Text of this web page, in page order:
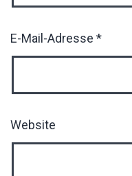
E-Mail-Adresse *
Website